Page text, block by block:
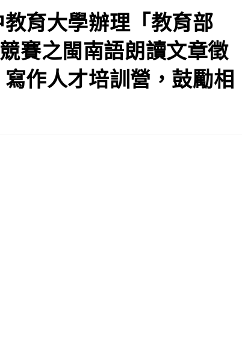
育大學辦理「教育部
賽之閩南語朗讀文章徵
作人才培訓營，鼓勵相